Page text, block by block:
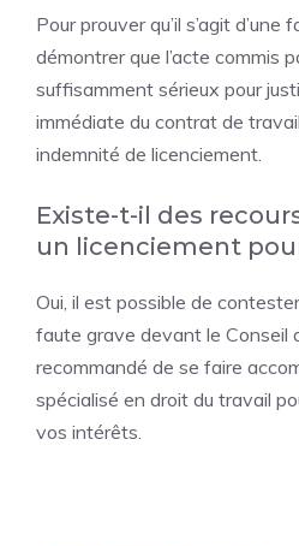
Pour prouver qu’il s’agit
démontrer que l’acte commis
suffisamment sérieux pour
immédiate du contrat de
indemnité de licenciement.
Existe-t-il des
un licenciement
Oui, il est possible de
faute grave devant le Conseil
recommandé de se faire
spécialisé en droit du travail
vos intérêts.